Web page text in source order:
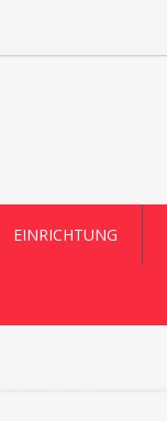
EINRICHTUNG